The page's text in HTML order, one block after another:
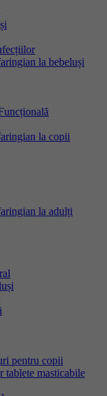
la bebeluși
la copii
la adulți
pentru copii
tablete masticabile